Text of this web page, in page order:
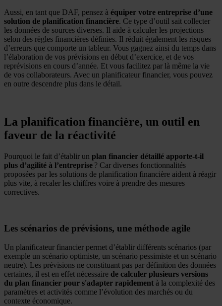
Aussi, en tant que DAF, pensez à équiper votre entreprise d’une
solution de planification financière. Ce type d’outil sait collecter
les données de sources diverses. Il aide à calculer les projections
selon des règles financières définies. Il réduit également les risques
d’erreurs que comporte un tableur. Vous gagnez ainsi du temps dans
l’élaboration de vos prévisions en début d’exercice, et de vos
reprévisions en cours d’année. Et vous facilitez par là même la vie
de vos collaborateurs. Avec un planificateur financier, vous pouvez
en outre descendre plus dans le détail.
La planification financière, un outil en
faveur de la réactivité
Pourquoi le fait d’établir un plan financier détaillé apporte-t-il
plus d’agilité à l’entreprise ? Car diverses fonctionnalités
proposées par les solutions de planification financière aident à réagir
plus vite, à recaler les chiffres voire à prendre des mesures
correctives.
Les scénarios de prévisions, une méthode agile
Un planificateur financier permet d’établir différents scénarios (par
exemple un scénario optimiste, un scénario pessimiste et un scénario
neutre). Les prévisions ne constituant pas par définition des données
certaines, il est en effet nécessaire de calculer plusieurs versions
du plan financier pour s'adapter rapidement à la complexité des
paramètres et activités comme l’évolution des marchés ou du
contexte économique.